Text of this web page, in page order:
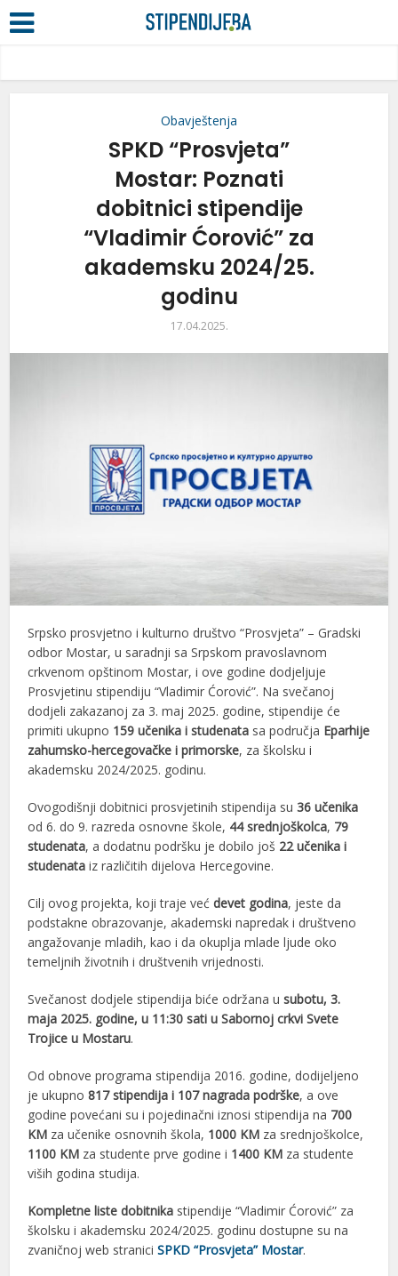
Obavještenja
SPKD “Prosvjeta”
Mostar: Poznati
dobitnici stipendije
“Vladimir Ćorović” za
akademsku 2024/25.
godinu
17.04.2025.
Srpsko prosvjetno i kulturno društvo “Prosvjeta” – Gradski
odbor Mostar, u saradnji sa Srpskom pravoslavnom
crkvenom opštinom Mostar, i ove godine dodjeljuje
Prosvjetinu stipendiju “Vladimir Ćorović”. Na svečanoj
dodjeli zakazanoj za 3. maj 2025. godine, stipendije će
primiti ukupno 159 učenika i studenata sa područja Eparhije
zahumsko-hercegovačke i primorske, za školsku i
akademsku 2024/2025. godinu.
Ovogodišnji dobitnici prosvjetinih stipendija su36 učenika
od 6. do 9. razreda osnovne škole, 44 srednjoškolca, 79
studenata, a dodatnu podršku je dobilo još 22 učenika i
studenata iz različitih dijelova Hercegovine.
Cilj ovog projekta, koji traje već devet godina, jeste da
podstakne obrazovanje, akademski napredak i društveno
angažovanje mladih, kao i da okuplja mlade ljude oko
temeljnih životnih i društvenih vrijednosti.
Svečanost dodjele stipendija biće održana usubotu, 3.
maja 2025. godine, u 11:30 sati u Sabornoj crkvi Svete
Trojice u Mostaru.
Od obnove programa stipendija 2016. godine, dodijeljeno
je ukupno 817 stipendija i 107 nagrada podrške, a ove
godine povećani su i pojedinačni iznosi stipendija na 700
KM za učenike osnovnih škola, 1000 KM za srednjoškolce,
1100 KM za studente prve godine i 1400 KM za studente
viših godina studija.
Kompletne liste dobitnika stipendije “Vladimir Ćorović” za
školsku i akademsku 2024/2025. godinu dostupne su na
zvaničnoj web straniciSPKD “Prosvjeta” Mostar.